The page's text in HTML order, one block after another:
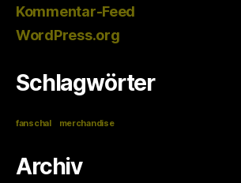
Kommentar-Feed
WordPress.org
Schlagwörter
fanschal merchandise
Archiv